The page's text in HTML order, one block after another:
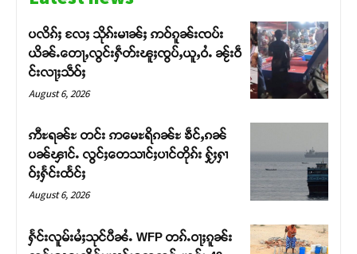
ပလိၵ်ႈ လႄႈ သိုၵ်းမၢၼ်ႈ ဢဝ်ၵူၼ်းၸပ်း
ယိၼ်ႉတေႃႇလွင်းႁဵတ်းၽူႈၸွပ်ႇယူႇဝႆႉ ၼႂ်းဝဵ
င်းလႃႈသဵဝ်ႈ
August 6, 2026
ဢီႊရၼ်ႊ တင်း ဢမေႊရိၵၼ်ႊ ၶဵင်ႇၵၼ်
ပၼ်ၾၢင်ႉ လွင်ႈတေသၢင်ႈပၢင်တိုၵ်း ႁႂ်ႈႁၢ
ဝ်ႈႁႅင်းထႅင်ႈ
August 6, 2026
ႁႅင်းလူမ်းမႆႈသုင်ပီၼႆႉ WFP တၵ်ႉဝႃႈၵူၼ်း